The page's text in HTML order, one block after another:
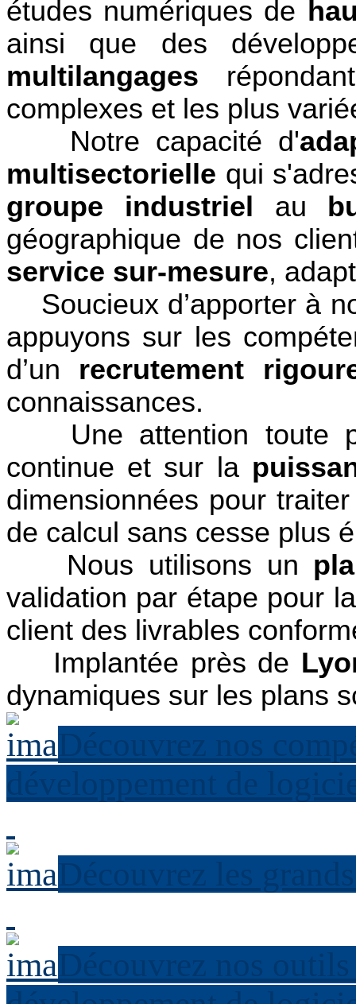
études numériques de
ainsi que des
multilangages
complexes et les plus
Notre capacité d'
multisectorielle qui
groupe industriel au
géographique de nos
service sur-mesure,
Soucieux d’apporter à
appuyons sur les
d’un recrutement
connaissances.
Une attention toute
continue et sur la
dimensionnées pour
de calcul sans cesse plus
Nous utilisons un
validation par étape pour
client des livrables
Implantée près de
dynamiques sur les plans
Découvrez nos
développement de
Découvrez les
Découvrez nos